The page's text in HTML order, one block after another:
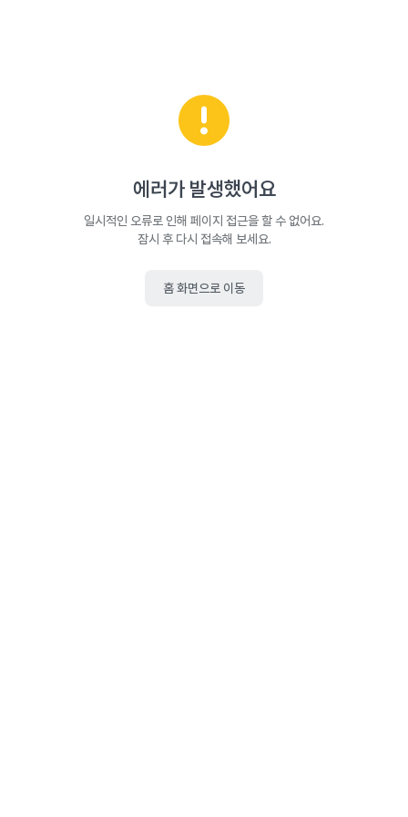
에러가 발생했어요
일시적인 오류로 인해 페이지 접근을 할 수 없어요.
잠시 후 다시 접속해 보세요.
홈 화면으로 이동